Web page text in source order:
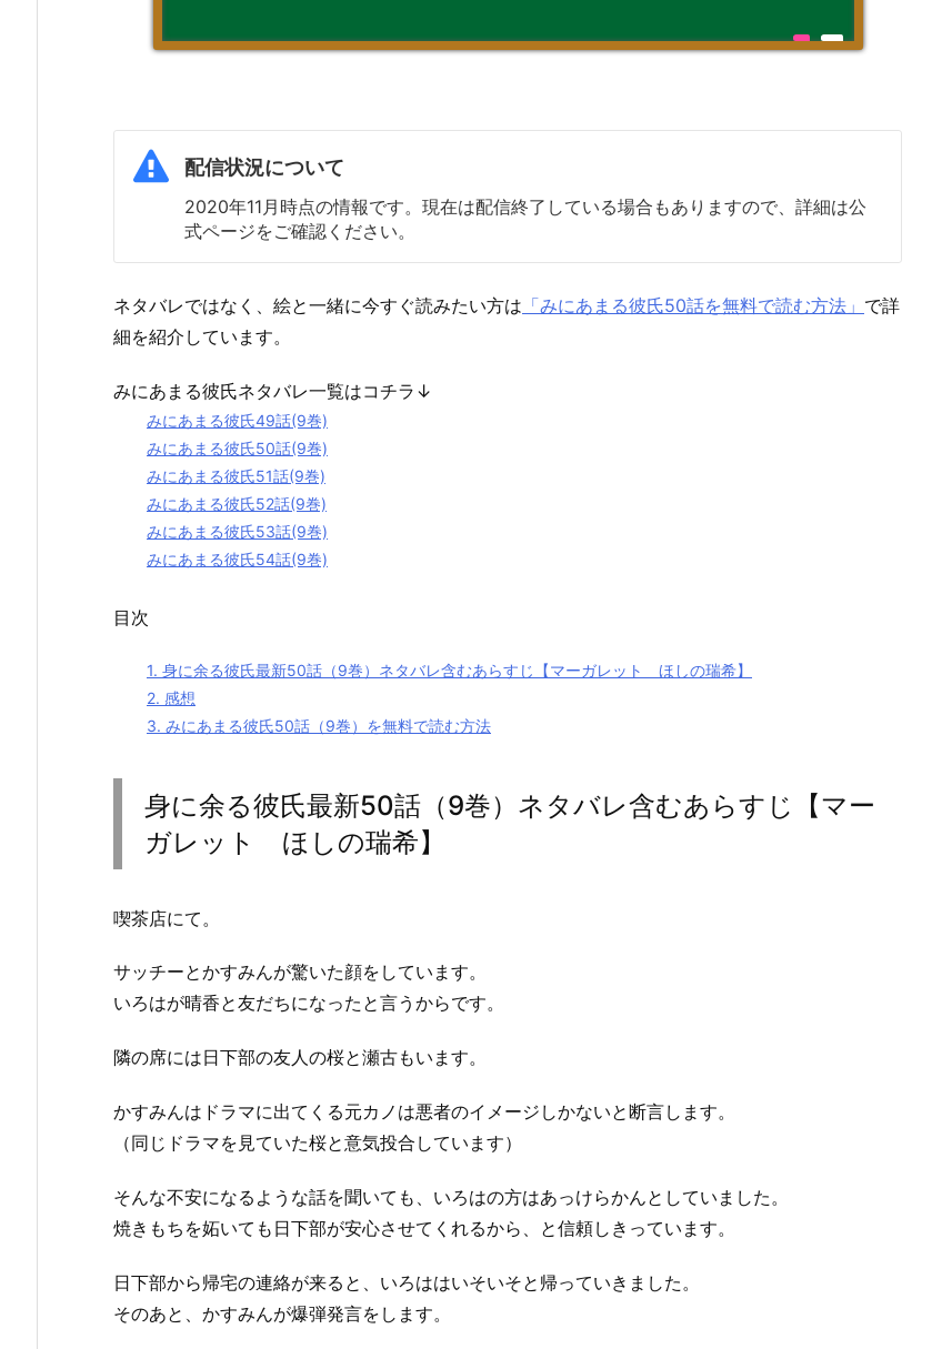
配信状況について
2020年11月時点の情報です。現在は配信終了している場合もありますので、詳細は公
式ページをご確認ください。
ネタバレではなく、絵と一緒に今すぐ読みたい方は 「みにあまる彼氏50話を無料で読む方法」 で詳
細を紹介しています。
みにあまる彼氏ネタバレ一覧はコチラ↓
みにあまる彼氏49話(9巻)
みにあまる彼氏50話(9巻)
みにあまる彼氏51話(9巻)
みにあまる彼氏52話(9巻)
みにあまる彼氏53話(9巻)
みにあまる彼氏54話(9巻)
目次
1. 身に余る彼氏最新50話（9巻）ネタバレ含むあらすじ【マーガレット ほしの瑞希】
2. 感想
3. みにあまる彼氏50話（9巻）を無料で読む方法
身に余る彼氏最新50話（9巻）ネタバレ含むあらすじ【マー
ガレット ほしの瑞希】
喫茶店にて。
サッチーとかすみんが驚いた顔をしています。
いろはが晴香と友だちになったと言うからです。
隣の席には日下部の友人の桜と瀬古もいます。
かすみんはドラマに出てくる元カノは悪者のイメージしかないと断言します。
（同じドラマを見ていた桜と意気投合しています）
そんな不安になるような話を聞いても、いろはの方はあっけらかんとしていました。
焼きもちを妬いても日下部が安心させてくれるから、と信頼しきっています。
日下部から帰宅の連絡が来ると、いろははいそいそと帰っていきました。
そのあと、かすみんが爆弾発言をします。